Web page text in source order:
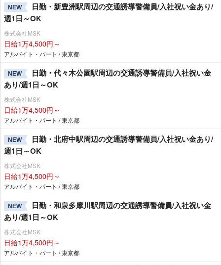
NEW
日勤・新豊洲駅周辺の交通誘導警備員/入社祝い金あり/
週1日～OK
株式会社MSK
日給1万4,500円～
アルバイト・パート / 東京都
NEW
日勤・代々木公園駅周辺の交通誘導警備員/入社祝い金
あり/週1日～OK
株式会社MSK
日給1万4,500円～
アルバイト・パート / 東京都
NEW
日勤・北府中駅周辺の交通誘導警備員/入社祝い金あり/
週1日～OK
株式会社MSK
日給1万4,500円～
アルバイト・パート / 東京都
NEW
日勤・和泉多摩川駅周辺の交通誘導警備員/入社祝い金
あり/週1日～OK
株式会社MSK
日給1万4,500円～
アルバイト・パート / 東京都